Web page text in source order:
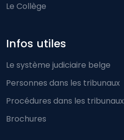
Le Collège
Infos utiles
Le système judiciaire belge
Personnes dans les tribunaux
Procédures dans les tribunaux
Brochures